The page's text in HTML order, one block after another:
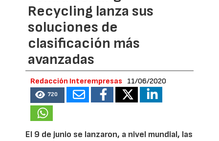
Recycling lanza sus
soluciones de
clasificación más
avanzadas
Redacción Interempresas 11/06/2020
720
El 9 de junio se lanzaron, a nivel mundial, las